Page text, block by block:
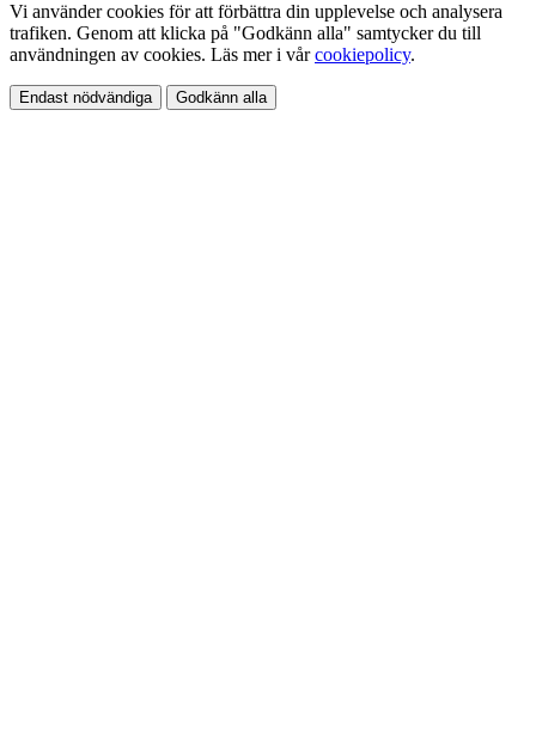
Vi använder cookies för att förbättra din upplevelse och analysera
trafiken. Genom att klicka på "Godkänn alla" samtycker du till
användningen av cookies. Läs mer i vårcookiepolicy.
Endast nödvändiga Godkänn alla